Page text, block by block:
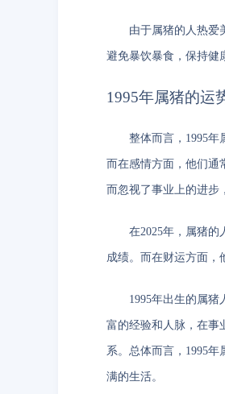
由于属猪的人热爱
避免暴饮暴食，保持健
1995年属猪的运
整体而言，1995
而在感情方面，他们通
而忽视了事业上的进步
在2025年，属猪
成绩。而在财运方面，
1995年出生的属
富的经验和人脉，在事
系。总体而言，1995
满的生活。